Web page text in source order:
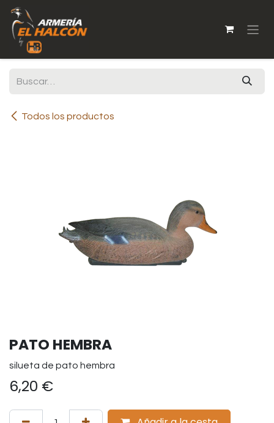
Ir al contenido
Todos los productos
PATO HEMBRA
silueta de pato hembra
6,20 €